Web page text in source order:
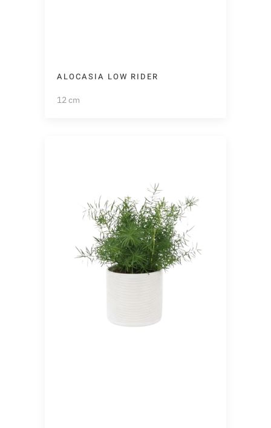
ALOCASIA LOW RIDER
12 cm